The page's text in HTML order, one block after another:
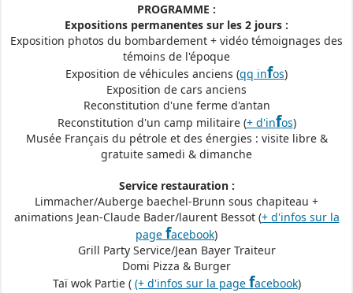
PROGRAMME :
Expositions permanentes sur les 2 jours :
Exposition photos du bombardement + vidéo témoignages des
témoins de l'époque
Exposition de véhicules anciens (qq infos)
Exposition de cars anciens
Reconstitution d'une ferme d'antan
Reconstitution d'un camp militaire (+ d'infos)
Musée Français du pétrole et des énergies : visite libre &
gratuite samedi & dimanche
Service restauration :
Limmacher/Auberge baechel-Brunn sous chapiteau +
animations Jean-Claude Bader/laurent Bessot (+ d'infos sur la
page facebook)
Grill Party Service/Jean Bayer Traiteur
Domi Pizza & Burger
Taï wok Partie ( (+ d'infos sur la page facebook)